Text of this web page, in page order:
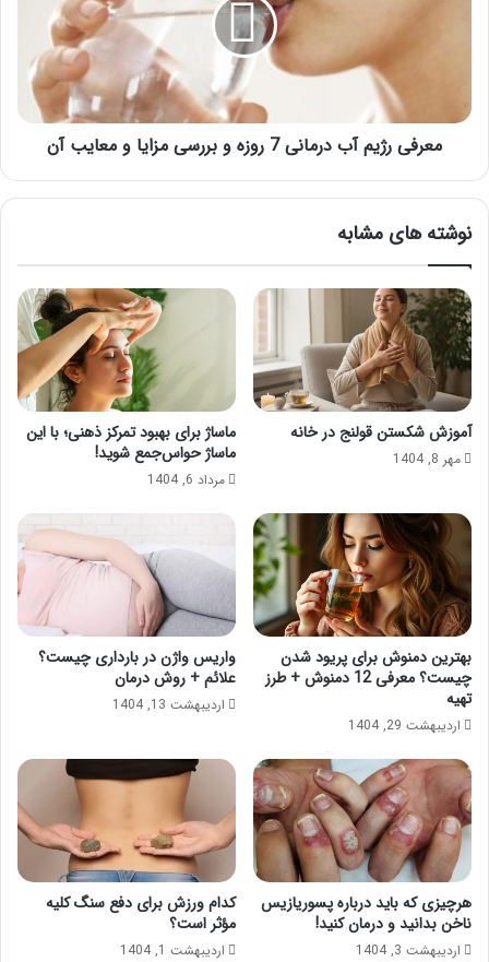
مزایا
معرفی رژیم آب درمانی 7 روزه و بررسی مزایا و معایب آن
نوشته های مشابه
آموزش شکستن قولنج در خانه
مهر 8, 1404
ماساژ برای بهبود تمرکز ذهنی؛ با این
ماساژ حواس‌جمع شوید!
مرداد 6, 1404
بهترین دمنوش برای پریود شدن
چیست؟ معرفی 12 دمنوش + طرز
تهیه
اردیبهشت 29, 1404
واریس واژن در بارداری چیست؟
علائم + روش درمان
اردیبهشت 13, 1404
هرچیزی که باید درباره پسوریازیس
ناخن بدانید و درمان کنید!
اردیبهشت 3, 1404
کدام ورزش برای دفع سنگ کلیه
مؤثر است؟
اردیبهشت 1, 1404